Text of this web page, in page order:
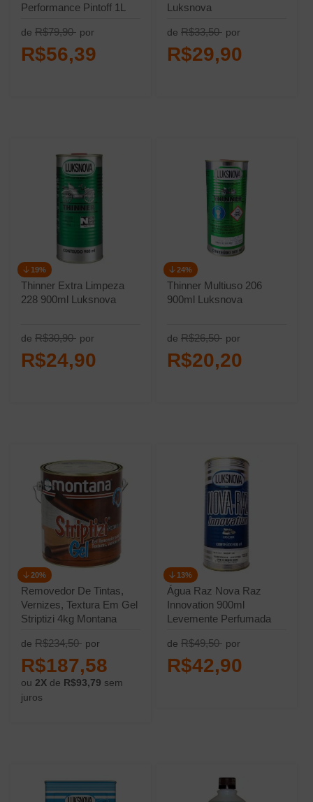
Performance Pintoff 1L
de R$79,90 por
R$56,39
Luksnova
de R$33,50 por
R$29,90
Thinner Extra Limpeza
228 900ml Luksnova
de R$30,90
19%
por
R$24,90
Thinner Multiuso 206
900ml Luksnova
de R$26,50
24%
por
R$20,20
Removedor De Tintas,
Vernizes, Textura Em Gel
Striptizi 4kg Montana
de R$234,50
20%
por
R$187,58
ou 2X de R$93,79 sem
juros
Água Raz Nova Raz
Innovation 900ml
Levemente Perfumada
de R$49,50
13%
por
R$42,90